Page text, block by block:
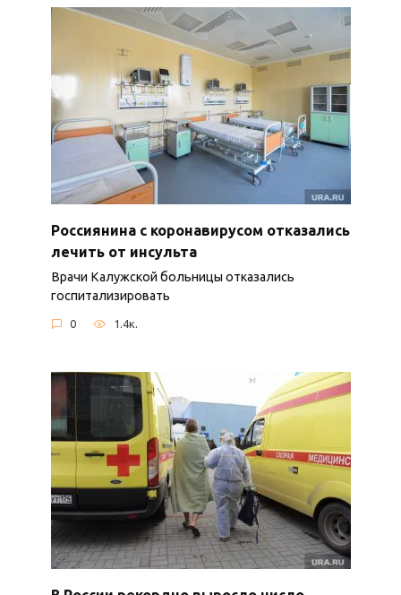
Россиянина с коронавирусом отказались
лечить от инсульта
Врачи Калужской больницы отказались
госпитализировать
0 1.4к.